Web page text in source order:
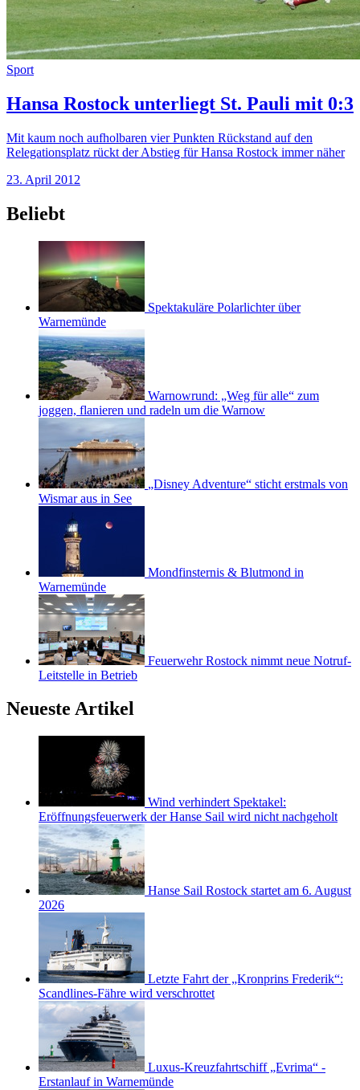
Sport
Hansa Rostock unterliegt St. Pauli mit 0:3
Mit kaum noch aufholbaren vier Punkten Rückstand auf den
Relegationsplatz rückt der Abstieg für Hansa Rostock immer näher
23. April 2012
Beliebt
Spektakuläre Polarlichter über
Warnemünde
Warnowrund: „Weg für alle“ zum
joggen, flanieren und radeln um die Warnow
„Disney Adventure“ sticht erstmals von
Wismar aus in See
Mondfinsternis & Blutmond in
Warnemünde
Feuerwehr Rostock nimmt neue Notruf-
Leitstelle in Betrieb
Neueste Artikel
Wind verhindert Spektakel:
Eröffnungsfeuerwerk der Hanse Sail wird nicht nachgeholt
Hanse Sail Rostock startet am 6. August
2026
Letzte Fahrt der „Kronprins Frederik“:
Scandlines-Fähre wird verschrottet
Luxus-Kreuzfahrtschiff „Evrima“ -
Erstanlauf in Warnemünde